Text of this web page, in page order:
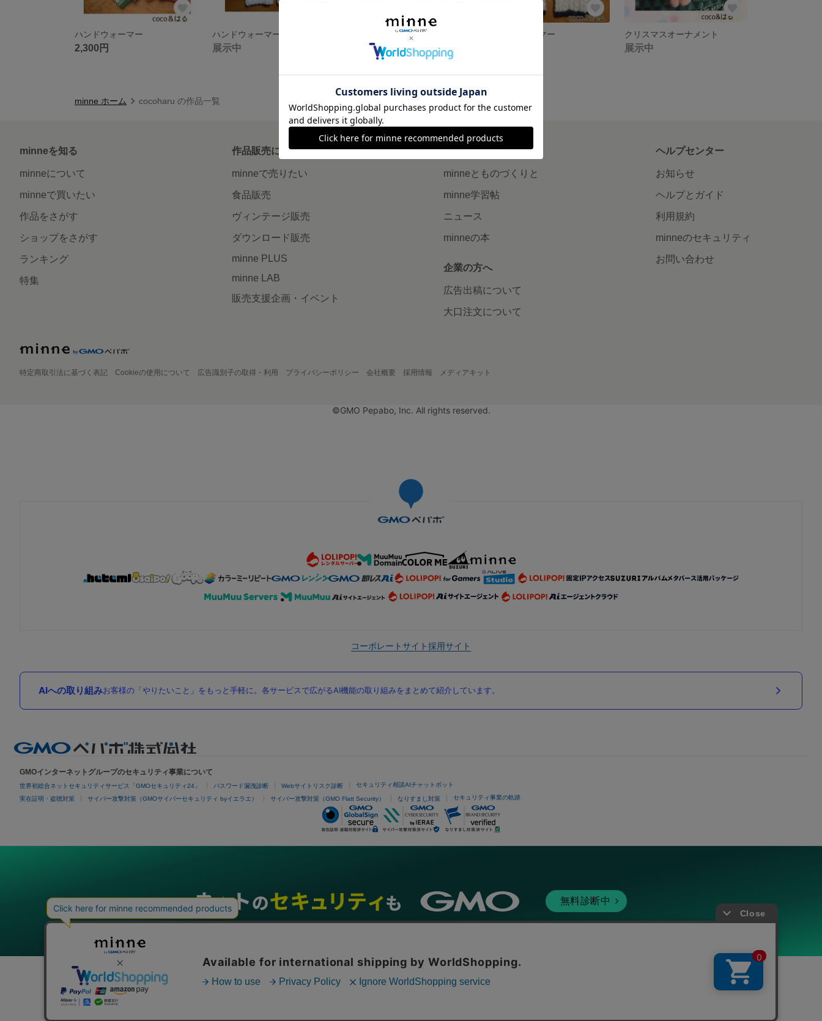
ハンドウォーマー
2,300円 展示中 展示中
ハンドウォーマー クリスマスオーナメント
展示中
minne ホーム cocoharu の作品一覧
minneを知る
minneについて
minneで買いたい
作品をさがす
ショップをさがす
ランキング
特集
作品販売について
minneで売りたい
食品販売
ヴィンテージ販売
ダウンロード販売
minne PLUS
minne LAB
販売支援企画・イベント
読みもの
minneとものづくりと
minne学習帖
ニュース
minneの本
企業の方へ
広告出稿について
大口注文について
ヘルプセンター
お知らせ
ヘルプとガイド
利用規約
minneのセキュリティ
お問い合わせ
特定商取引法に基づく表記 Cookieの使用について 広告識別子の取得・利用 プライバシーポリシー 会社概要 採用情報 メディアキット
©GMO Pepabo, Inc. All rights reserved.
コーポレートサイト採用サイト
AIへの取り組みお客様の「やりたいこと」をもっと手軽に。各サービスで広がるAI機能の取り組みをまとめて紹介しています。
GMOインターネットグループのセキュリティ事業について
世界初総合ネットセキュリティサービス「GMOセキュリティ24」 パスワード漏洩診断 Webサイトリスク診断 セキュリティ相談AIチャットボット
実在証明・盗聴対策 サイバー攻撃対策（GMOサイバーセキュリティ byイエラエ） サイバー攻撃対策（GMO Flatt Security） なりすまし対策 セキュリティ事業の軌跡
無料診断中
グループサービス
インターネットサービス